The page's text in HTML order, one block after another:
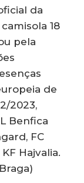
da
18
pela
de
2023,
Benfica
FC
Hajvalia.